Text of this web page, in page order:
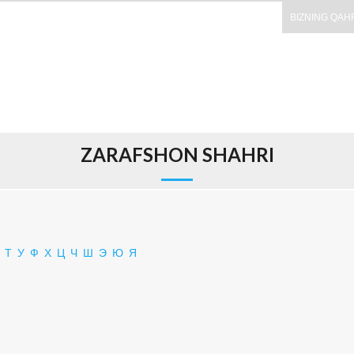
BIZNING
ZARAFSHON SHAHRI
Т У Ф Х Ц Ч Ш Э Ю Я